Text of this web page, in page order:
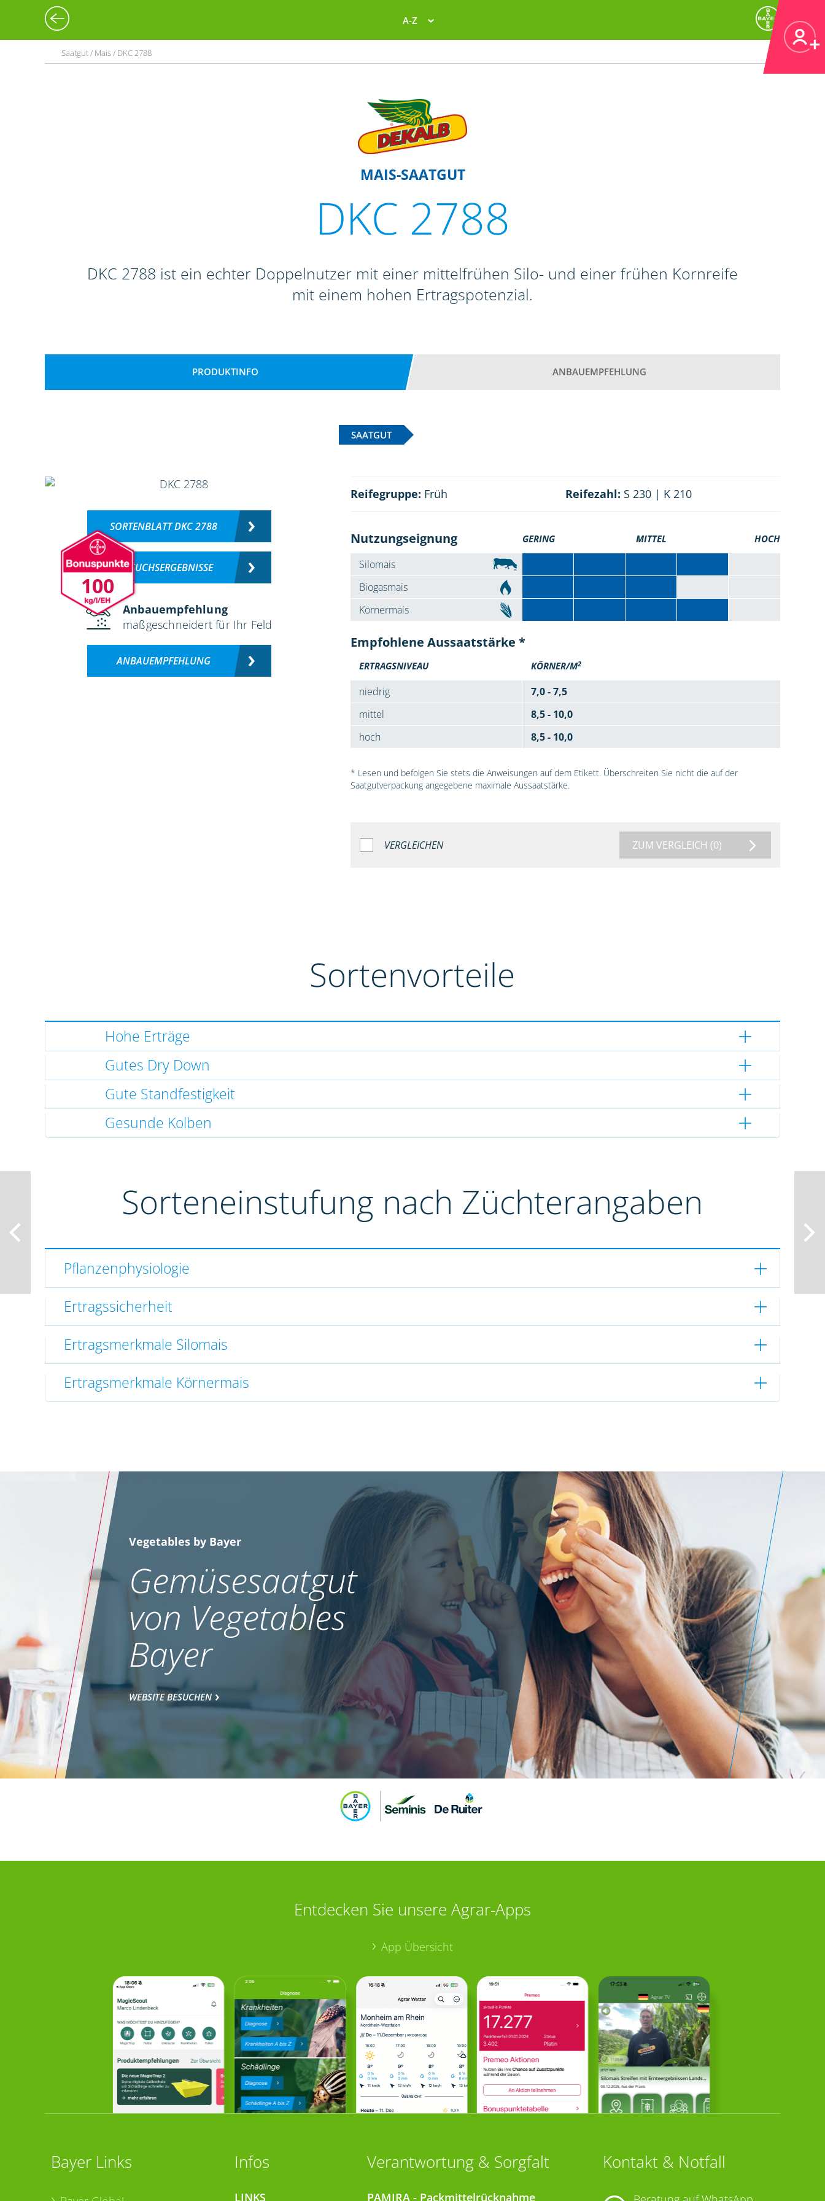
A-Z
Saatgut / Mais / DKC 2788
MAIS-SAATGUT
DKC 2788
DKC 2788 ist ein echter Doppelnutzer mit einer mittelfrühen Silo- und einer frühen Kornreife
mit einem hohen Ertragspotenzial.
PRODUKTINFO ANBAUEMPFEHLUNG
SAATGUT
100
SORTENBLATT DKC 2788
VERSUCHSERGEBNISSE
Anbauempfehlung
maßgeschneidert für Ihr Feld
ANBAUEMPFEHLUNG
Reifegruppe: Früh Reifezahl: S 230 | K 210
Nutzungseignung GERING MITTEL HOCH
Silomais
Biogasmais
Körnermais
Empfohlene Aussaatstärke *
ERTRAGSNIVEAU KÖRNER/M2
niedrig
7,0 - 7,5
mittel
8,5 - 10,0
hoch
8,5 - 10,0
* Lesen und befolgen Sie stets die Anweisungen auf dem Etikett. Überschreiten Sie nicht die auf der
Saatgutverpackung angegebene maximale Aussaatstärke.
VERGLEICHEN ZUM VERGLEICH (0)
Sortenvorteile
Hohe Erträge
Gutes Dry Down
Gute Standfestigkeit
Gesunde Kolben
Sorteneinstufung nach Züchterangaben
Pflanzenphysiologie
Ertragssicherheit
Ertragsmerkmale Silomais
Ertragsmerkmale Körnermais
Vegetables by Bayer
Gemüsesaatgut
von Vegetables
Bayer
WEBSITE BESUCHEN
Entdecken Sie unsere Agrar-Apps
App Übersicht
Bayer Links Infos
LINKS
Verantwortung & Sorgfalt
PAMIRA - Packmittelrücknahme
Kontakt & Notfall